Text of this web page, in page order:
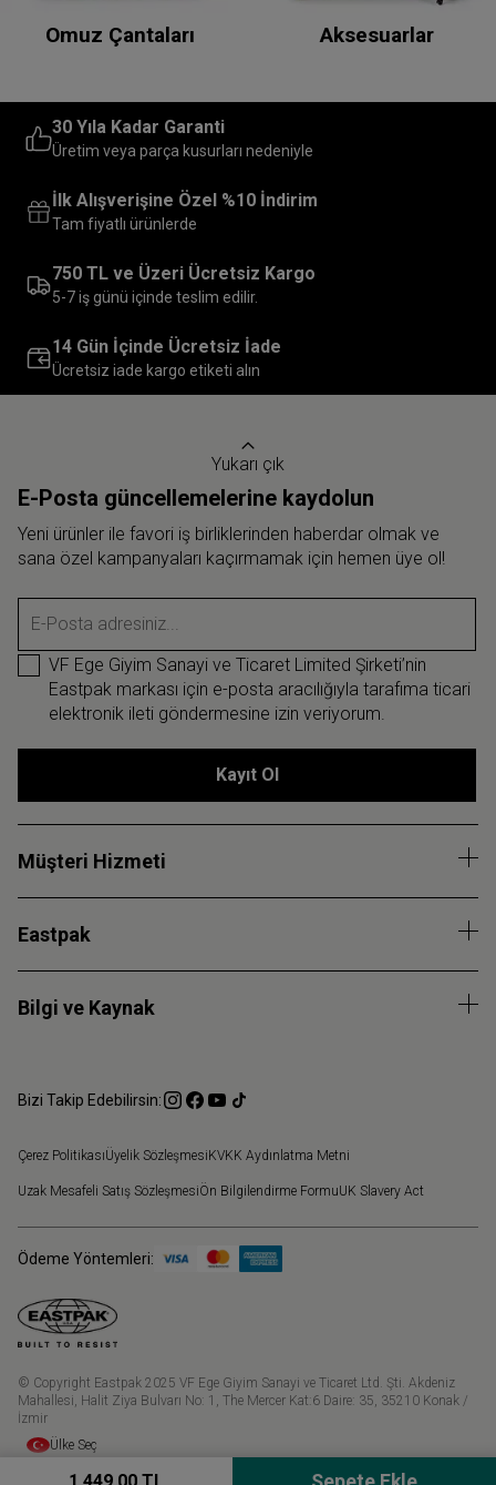
Omuz Çantaları Aksesuarlar
30 Yıla Kadar Garanti
Üretim veya parça kusurları nedeniyle
İlk Alışverişine Özel %10 İndirim
Tam fiyatlı ürünlerde
750 TL ve Üzeri Ücretsiz Kargo
5-7 iş günü içinde teslim edilir.
14 Gün İçinde Ücretsiz İade
Ücretsiz iade kargo etiketi alın
Yukarı çık
E-Posta güncellemelerine kaydolun
Yeni ürünler ile favori iş birliklerinden haberdar olmak ve
sana özel kampanyaları kaçırmamak için hemen üye ol!
E-Posta adresiniz...
VF Ege Giyim Sanayi ve Ticaret Limited Şirketi’nin
Eastpak markası için e-posta aracılığıyla tarafıma ticari
elektronik ileti göndermesine izin veriyorum.
Kayıt Ol
Müşteri Hizmeti
Eastpak
Bilgi ve Kaynak
Bizi Takip Edebilirsin:
Çerez PolitikasıÜyelik SözleşmesiKVKK Aydınlatma Metni
Uzak Mesafeli Satış SözleşmesiÖn Bilgilendirme FormuUK Slavery Act
Ödeme Yöntemleri:
© Copyright Eastpak 2025 VF Ege Giyim Sanayi ve Ticaret Ltd. Şti. Akdeniz
Mahallesi, Halit Ziya Bulvarı No: 1, The Mercer Kat:6 Daire: 35, 35210 Konak /
İzmir
Ülke Seç